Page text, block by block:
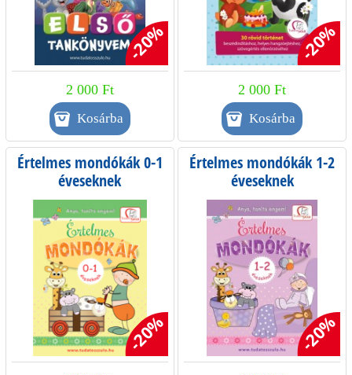
-20%
2 000 Ft
-20%
2 000 Ft
Értelmes mondókák 0-1
éveseknek
-20%
Értelmes mondókák 1-2
éveseknek
-20%